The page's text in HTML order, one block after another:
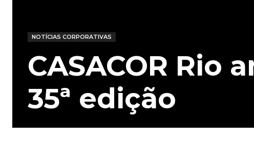
NOTÍCIAS CORPORATIVAS
CASACOR Rio
35ª edição